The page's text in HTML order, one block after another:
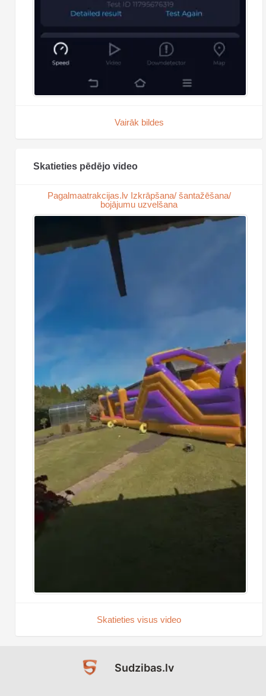
Vairāk bildes
Skatieties pēdējo video
Pagalmaatrakcijas.lv Izkrāpšana/ šantažēšana/
bojājumu uzvelšana
Skatieties visus video
Sudzibas.lv